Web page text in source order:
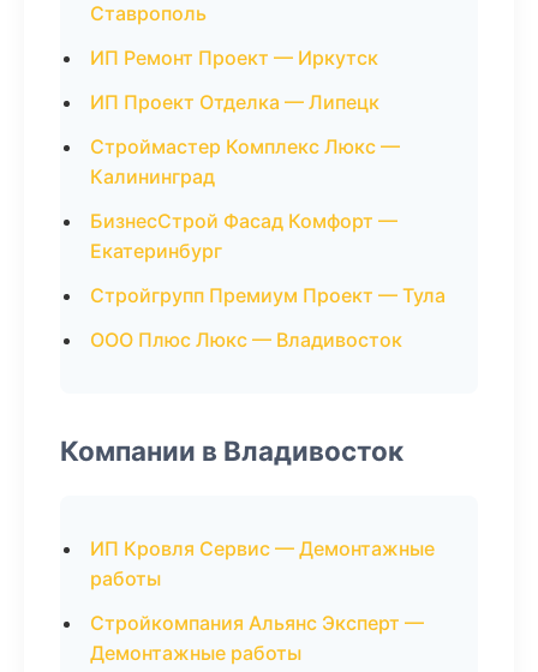
Ставрополь
ИП Ремонт Проект — Иркутск
ИП Проект Отделка — Липецк
Строймастер Комплекс Люкс —
Калининград
БизнесСтрой Фасад Комфорт —
Екатеринбург
Стройгрупп Премиум Проект — Тула
ООО Плюс Люкс — Владивосток
Компании в Владивосток
ИП Кровля Сервис — Демонтажные
работы
Стройкомпания Альянс Эксперт —
Демонтажные работы